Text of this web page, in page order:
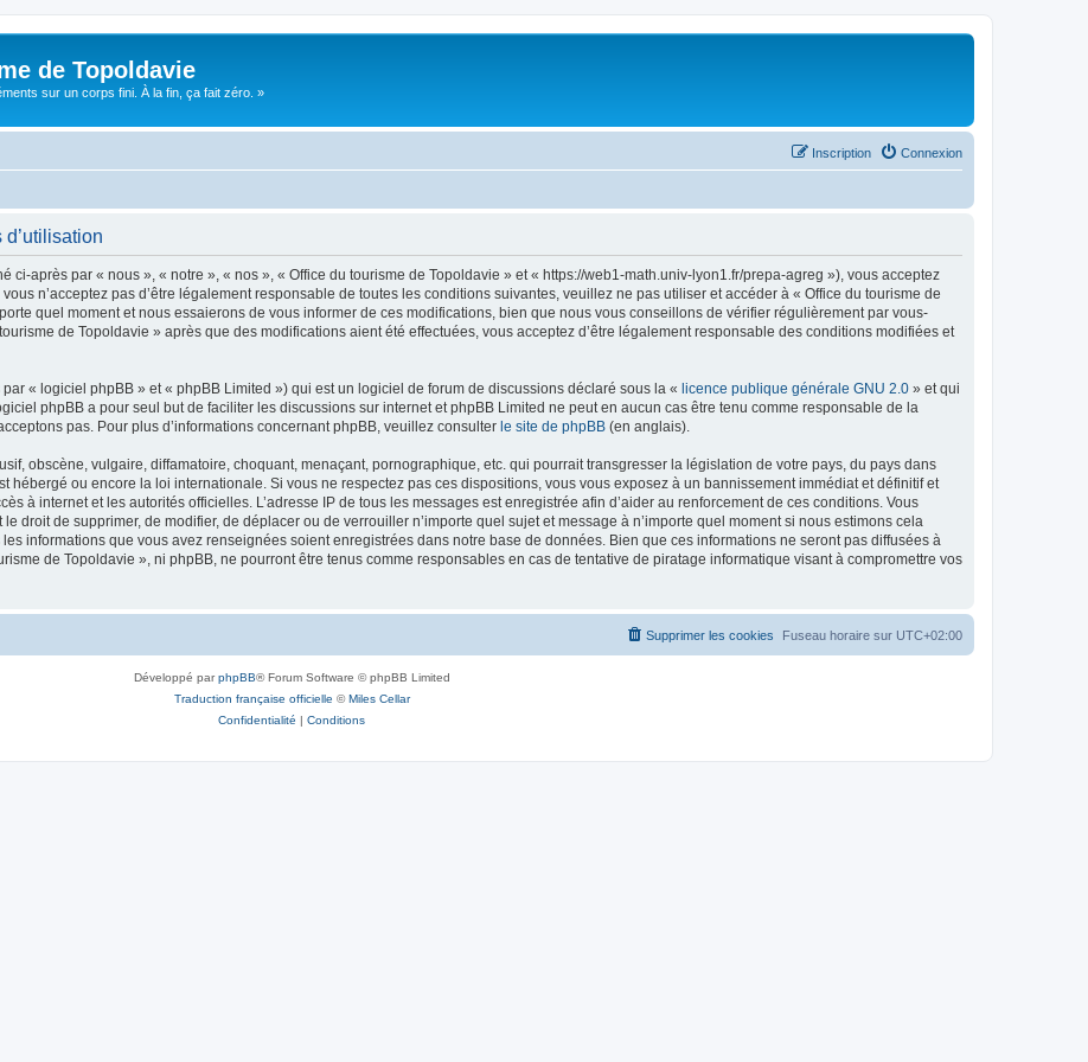
de Topoldavie
sur un corps fini. À la fin, ça fait zéro. »
Connexion
Inscription
ci-après par « nous », « notre », « nos », « Office du tourisme de Topoldavie » et « https://web1-math.univ-lyon1.fr/prepa-agreg »), vous acceptez
n’acceptez pas d’être légalement responsable de toutes les conditions suivantes, veuillez ne pas utiliser et accéder à « Office du tourisme de
quel moment et nous essaierons de vous informer de ces modifications, bien que nous vous conseillons de vérifier régulièrement par vous-
de Topoldavie » après que des modifications aient été effectuées, vous acceptez d’être légalement responsable des conditions modifiées et
« logiciel phpBB » et « phpBB Limited ») qui est un logiciel de forum de discussions déclaré sous la « licence publique générale GNU 2.0 » et qui
phpBB a pour seul but de faciliter les discussions sur internet et phpBB Limited ne peut en aucun cas être tenu comme responsable de la
pas. Pour plus d’informations concernant phpBB, veuillez consulter le site de phpBB (en anglais).
obscène, vulgaire, diffamatoire, choquant, menaçant, pornographique, etc. qui pourrait transgresser la législation de votre pays, du pays dans
hébergé ou encore la loi internationale. Si vous ne respectez pas ces dispositions, vous vous exposez à un bannissement immédiat et définitif et
à internet et les autorités officielles. L’adresse IP de tous les messages est enregistrée afin d’aider au renforcement de ces conditions. Vous
droit de supprimer, de modifier, de déplacer ou de verrouiller n’importe quel sujet et message à n’importe quel moment si nous estimons cela
informations que vous avez renseignées soient enregistrées dans notre base de données. Bien que ces informations ne seront pas diffusées à
de Topoldavie », ni phpBB, ne pourront être tenus comme responsables en cas de tentative de piratage informatique visant à compromettre vos
Fuseau horaire sur UTC+02:00
Supprimer les cookies
Développé parphpBB® Forum Software © phpBB Limited
Traduction française officielle ©Miles Cellar
Confidentialité | Conditions